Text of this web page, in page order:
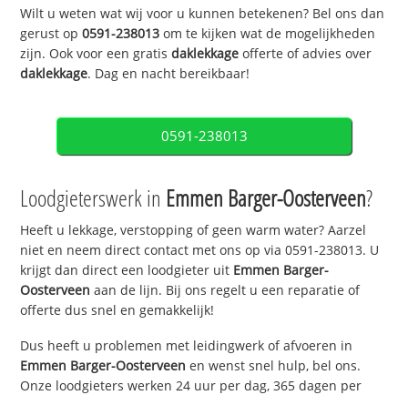
Wilt u weten wat wij voor u kunnen betekenen? Bel ons dan
gerust op0591-238013 om te kijken wat de mogelijkheden
zijn. Ook voor een gratisdaklekkage offerte of advies over
daklekkage. Dag en nacht bereikbaar!
0591-238013
Loodgieterswerk in Emmen Barger-Oosterveen?
Heeft u lekkage, verstopping of geen warm water? Aarzel
niet en neem direct contact met ons op via 0591-238013. U
krijgt dan direct een loodgieter uit Emmen Barger-
Oosterveen aan de lijn. Bij ons regelt u een reparatie of
offerte dus snel en gemakkelijk!
Dus heeft u problemen met leidingwerk of afvoeren in
Emmen Barger-Oosterveen en wenst snel hulp, bel ons.
Onze loodgieters werken 24 uur per dag, 365 dagen per